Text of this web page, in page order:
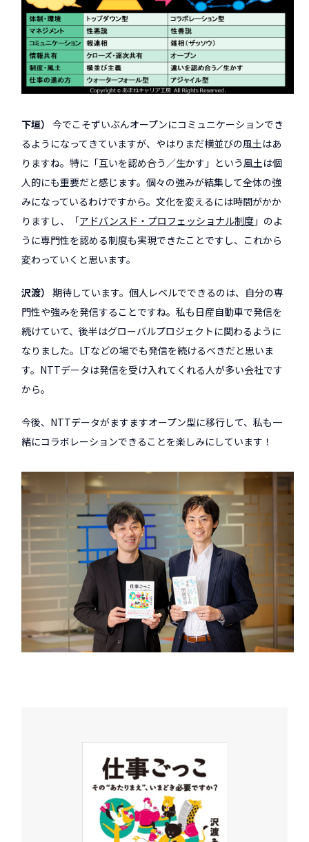
下垣
今でこそずいぶんオープンにコミュニケーションでき
るようになってきていますが、やはりまだ横並びの風土はあ
りますね。特に「互いを認め合う／生かす」という風土は個
人的にも重要だと感じます。個々の強みが結集して全体の強
みになっているわけですから。文化を変えるには時間がかか
りますし、「アドバンスド・プロフェッショナル制度 」のよ
うに専門性を認める制度も実現できたことですし、これから
変わっていくと思います。
沢渡
期待しています。個人レベルでできるのは、自分の専
門性や強みを発信することですね。私も日産自動車で発信を
続けていて、後半はグローバルプロジェクトに関わるように
なりました。LTなどの場でも発信を続けるべきだと思いま
す。NTTデータは発信を受け入れてくれる人が多い会社です
から。
今後、NTTデータがますますオープン型に移行して、私も一
緒にコラボレーションできることを楽しみにしています！